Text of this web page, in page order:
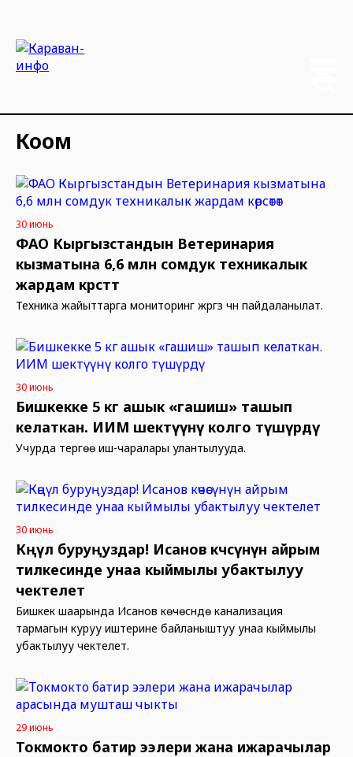
Коом
30 июнь
ФАО Кыргызстандын Ветеринария
кызматына 6,6 млн сомдук техникалык
жардам көрсөтөт
Техника жайыттарга мониторинг жүргүзүү үчүн пайдаланылат.
30 июнь
Бишкекке 5 кг ашык «гашиш» ташып
келаткан. ИИМ шектүүнү колго түшүрдү
Учурда тергөө иш-чаралары улантылууда.
30 июнь
Көңүл буруңуздар! Исанов көчөсүнүн айрым
тилкесинде унаа кыймылы убактылуу
чектелет
Бишкек шаарында Исанов көчөсүндө канализация
тармагын куруу иштерине байланыштуу унаа кыймылы
убактылуу чектелет.
29 июнь
Токмокто батир ээлери жана ижарачылар